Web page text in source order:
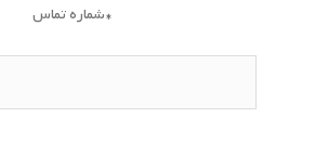
شماره تماس*